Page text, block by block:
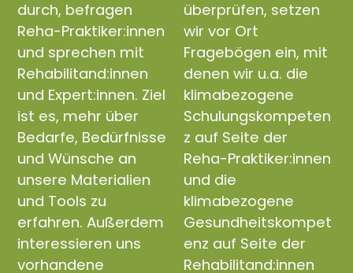
durch, befragen
Reha-Praktiker:innen
und sprechen mit
Rehabilitand:innen
und Expert:innen. Ziel
ist es, mehr über
Bedarfe, Bedürfnisse
und Wünsche an
unsere Materialien
und Tools zu
erfahren. Außerdem
interessieren uns
vorhandene
überprüfen, setzen
wir vor Ort
Fragebögen ein, mit
denen wir u.a. die
klimabezogene
Schulungskompeten
z auf Seite der
Reha-Praktiker:innen
und die
klimabezogene
Gesundheitskompet
enz auf Seite der
Rehabilitand:innen